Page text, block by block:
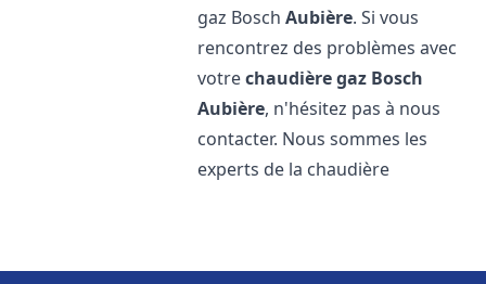
gaz BoschAubière. Si vous
rencontrez des problèmes avec
votrechaudière gaz Bosch
Aubière, n'hésitez pas à nous
contacter. Nous sommes les
experts de la chaudière